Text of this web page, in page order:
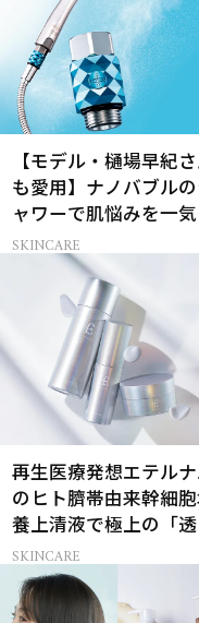
【モデル・樋場早紀
も愛用】ナノバブル
ャワーで肌悩みを一
解決
SKINCARE
再生医療発想エテル
のヒト臍帯由来幹細
養上清液で極上の「
感ハリ肌」へ
SKINCARE